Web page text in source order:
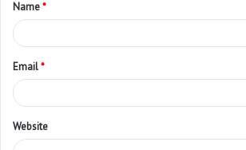
Name*
Email*
Website